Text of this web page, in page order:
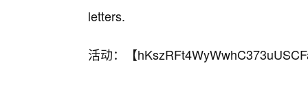
letters.
活动：【